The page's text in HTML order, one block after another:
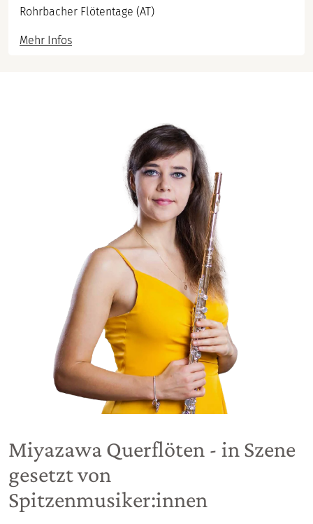
Rohrbacher Flötentage (AT)
Mehr Infos
Miyazawa Querflöten - in Szene
gesetzt von
Spitzenmusiker:innen